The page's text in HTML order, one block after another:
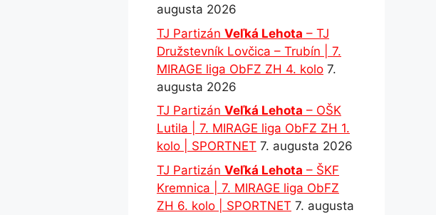
augusta 2026
TJ Partizán Veľká Lehota – TJ
Družstevník Lovčica – Trubín | 7.
MIRAGE liga ObFZ ZH 4. kolo 7.
augusta 2026
TJ Partizán Veľká Lehota – OŠK
Lutila | 7. MIRAGE liga ObFZ ZH 1.
kolo | SPORTNET 7. augusta 2026
TJ Partizán Veľká Lehota – ŠKF
Kremnica | 7. MIRAGE liga ObFZ
ZH 6. kolo | SPORTNET 7. augusta